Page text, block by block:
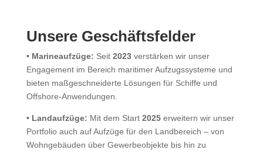
Unsere Geschäftsfelder
• Marineaufzüge: Seit 2023verstärken wir unser
Engagement im Bereich maritimer Aufzugssysteme und
bieten maßgeschneiderte Lösungen für Schiffe und
Offshore-Anwendungen.
• Landaufzüge: Mit dem Start 2025erweitern wir unser
Portfolio auch auf Aufzüge für den Landbereich – von
Wohngebäuden über Gewerbeobjekte bis hin zu